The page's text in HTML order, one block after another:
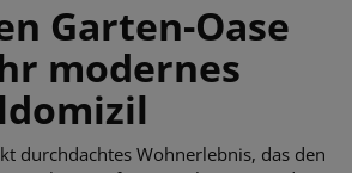
Garten-Oase
modernes
durchdachtes Wohnerlebnis, das den